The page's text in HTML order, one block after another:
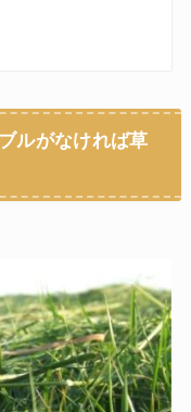
ルがなければ草